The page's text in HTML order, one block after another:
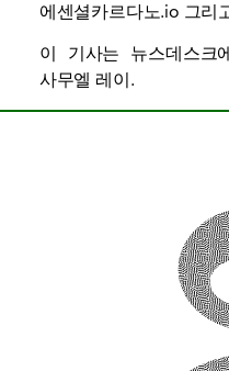
에센셜카르다노.io 그리
이 기사는 뉴스데스크
사무엘 레이 .